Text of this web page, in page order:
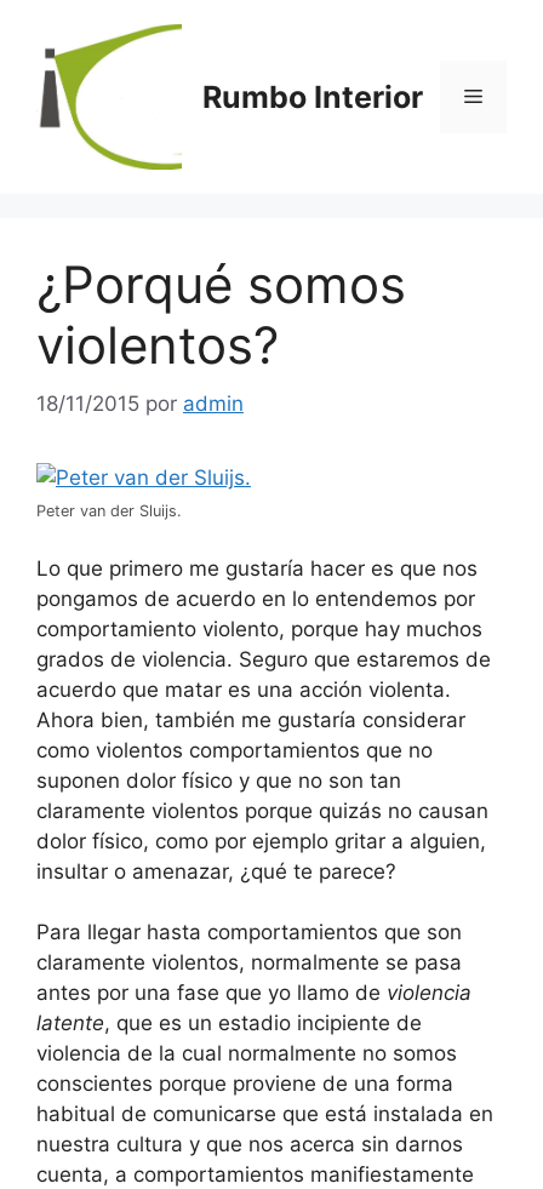
contenido
Rumbo Interior Menú
¿Porqué somos
violentos?
18/11/2015 por admin
Peter van der Sluijs.
Lo que primero me gustaría hacer es que nos
pongamos de acuerdo en lo entendemos por
comportamiento violento, porque hay muchos
grados de violencia. Seguro que estaremos de
acuerdo que matar es una acción violenta.
Ahora bien, también me gustaría considerar
como violentos comportamientos que no
suponen dolor físico y que no son tan
claramente violentos porque quizás no causan
dolor físico, como por ejemplo gritar a alguien,
insultar o amenazar, ¿qué te parece?
Para llegar hasta comportamientos que son
claramente violentos, normalmente se pasa
antes por una fase que yo llamo de violencia
latente, que es un estadio incipiente de
violencia de la cual normalmente no somos
conscientes porque proviene de una forma
habitual de comunicarse que está instalada en
nuestra cultura y que nos acerca sin darnos
cuenta, a comportamientos manifiestamente